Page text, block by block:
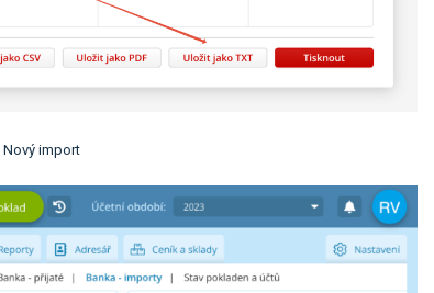
Nový import